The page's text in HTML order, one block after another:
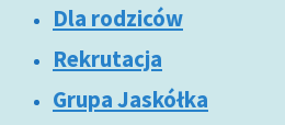
Dla rodziców
Rekrutacja
Grupa Jaskółka